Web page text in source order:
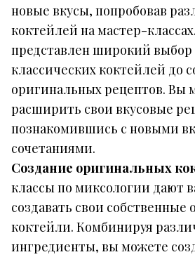
новые вкусы, попробовав
коктейлей на мастер-
представлен широкий выбор
классических коктейлей до
оригинальных рецептов. Вы
расширить свои вкусовые
познакомившись с новыми
сочетаниями.
Создание оригинальных
классы по миксологии дают
создавать свои
коктейли. Комбинируя
ингредиенты, вы можете